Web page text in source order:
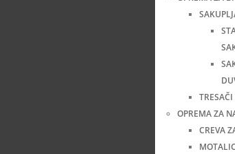
OPREMA ZA
CREVA